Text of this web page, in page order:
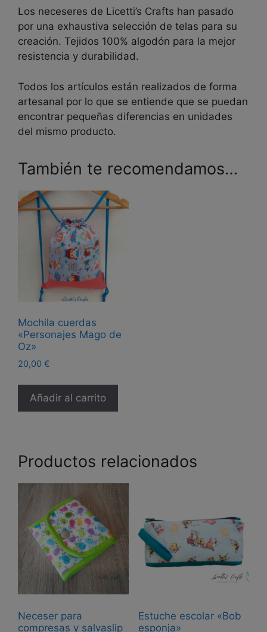
Los neceseres de Licetti’s Crafts han pasado
por una exhaustiva selección de telas para su
creación. Tejidos 100% algodón para la mejor
resistencia y durabilidad.
Todos los artículos están realizados de forma
artesanal por lo que se entiende que se puedan
encontrar pequeñas diferencias en unidades
del mismo producto.
También te recomendamos…
Mochila cuerdas
«Personajes Mago de
Oz»
20,00 €
Añadir al carrito
Productos relacionados
Neceser para
compresas y salvaslip
Estuche escolar «Bob
esponja»